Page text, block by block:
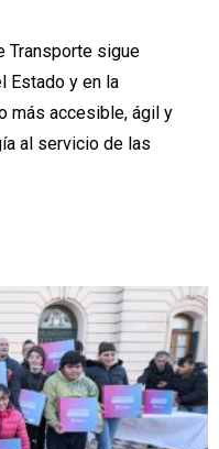
Transporte sigue
Estado y en la
más accesible, ágil y
al servicio de las